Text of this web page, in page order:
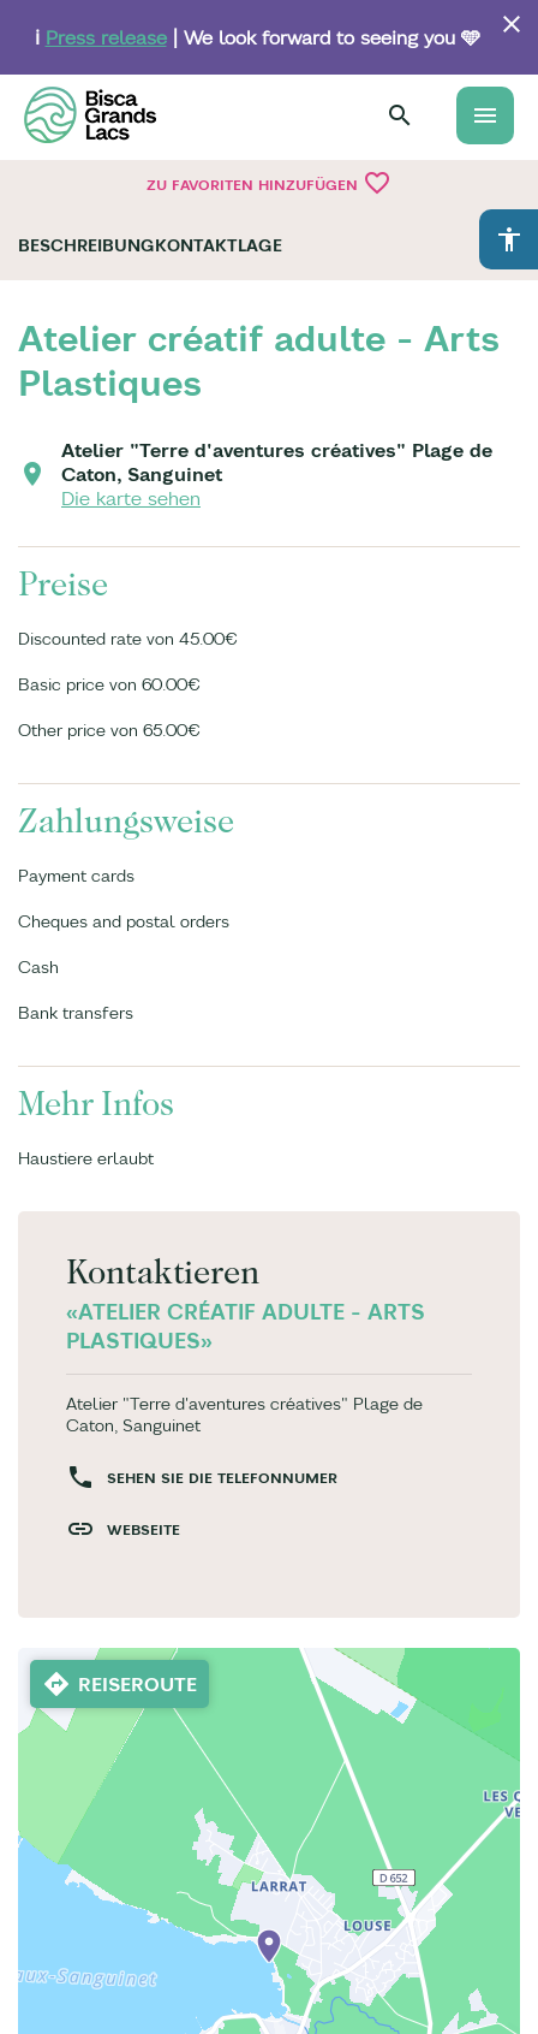
content
ℹ️ Press release| We look forward to seeing you 🩵
menu
ZU FAVORITEN HINZUFÜGEN favorite_border
accessibility
BESCHREIBUNGKONTAKTLAGE
Atelier créatif adulte - Arts
Plastiques
Atelier "Terre d'aventures créatives" Plage de
Caton, Sanguinet
Die karte sehen
Preise
Discounted rate von 45.00€
Basic price von 60.00€
Other price von 65.00€
Zahlungsweise
Payment cards
Cheques and postal orders
Cash
Bank transfers
Mehr Infos
Haustiere erlaubt
Kontaktieren
«ATELIER CRÉATIF ADULTE - ARTS
PLASTIQUES»
Atelier "Terre d'aventures créatives" Plage de
Caton, Sanguinet
SEHEN SIE DIE TELEFONNUMER
WEBSEITE
REISEROUTE